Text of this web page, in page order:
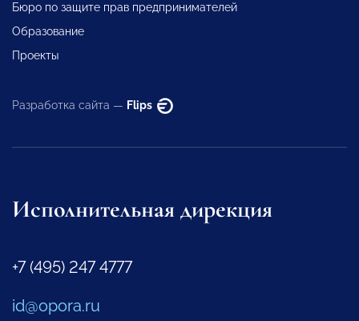
Бюро по защите прав предпринимателей
Образование
Проекты
Разработка сайта — Flips
Исполнительная дирекция
+7 (495) 247 4777
id@opora.ru